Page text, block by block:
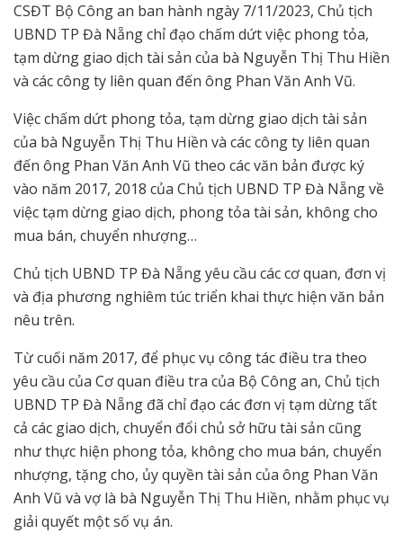
CSĐT Bộ Công an ban hành ngày 7/11/2023, Chủ tịch
UBND TP Đà Nẵng chỉ đạo chấm dứt việc phong tỏa,
tạm dừng giao dịch tài sản của bà Nguyễn Thị Thu Hiền
và các công ty liên quan đến ông Phan Văn Anh Vũ.
Việc chấm dứt phong tỏa, tạm dừng giao dịch tài sản
của bà Nguyễn Thị Thu Hiền và các công ty liên quan
đến ông Phan Văn Anh Vũ theo các văn bản được ký
vào năm 2017, 2018 của Chủ tịch UBND TP Đà Nẵng về
việc tạm dừng giao dịch, phong tỏa tài sản, không cho
mua bán, chuyển nhượng…
Chủ tịch UBND TP Đà Nẵng yêu cầu các cơ quan, đơn vị
và địa phương nghiêm túc triển khai thực hiện văn bản
nêu trên.
Từ cuối năm 2017, để phục vụ công tác điều tra theo
yêu cầu của Cơ quan điều tra của Bộ Công an, Chủ tịch
UBND TP Đà Nẵng đã chỉ đạo các đơn vị tạm dừng tất
cả các giao dịch, chuyển đổi chủ sở hữu tài sản cũng
như thực hiện phong tỏa, không cho mua bán, chuyển
nhượng, tặng cho, ủy quyền tài sản của ông Phan Văn
Anh Vũ và vợ là bà Nguyễn Thị Thu Hiền, nhằm phục vụ
giải quyết một số vụ án.